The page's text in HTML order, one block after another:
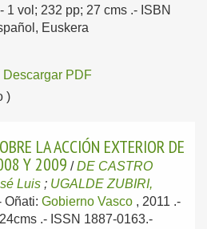
1 vol; 232 pp; 27 cms .- ISBN
Euskera
Descargar PDF
)
LA ACCIÓN EXTERIOR DE
Y 2009 /DE CASTRO
Luis ; UGALDE ZUBIRI,
Oñati: Gobierno Vasco , 2011 .-
.- ISSN 1887-0163.-